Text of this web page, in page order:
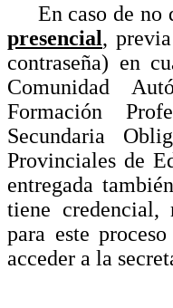
En caso de no
presencial,
contraseña) en
Comunidad
Formación
Secundaria
Provinciales de
entregada
tiene credencial,
para este
acceder a la